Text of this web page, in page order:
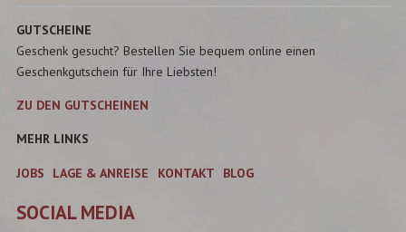
GUTSCHEINE
Geschenk gesucht? Bestellen Sie bequem online einen
Geschenkgutschein für Ihre Liebsten!
ZU DEN GUTSCHEINEN
MEHR LINKS
JOBS LAGE & ANREISE KONTAKT BLOG
SOCIAL MEDIA